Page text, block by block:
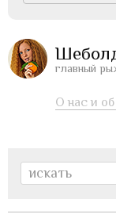
главный
О нас и